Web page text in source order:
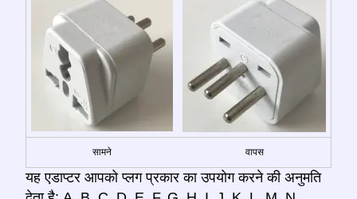
सामने वापस
यह एडाप्टर आपको प्लग प्रकार का उपयोग करने की अनुमति